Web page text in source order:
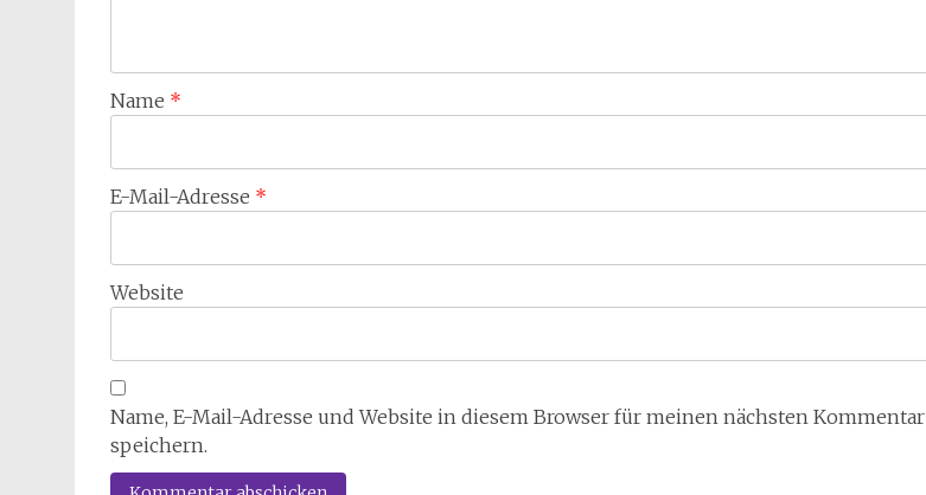
Name *
E-Mail-Adresse *
Website
Name, E-Mail-Adresse und Website in diesem Browser für meinen nächsten Kommentar
speichern.